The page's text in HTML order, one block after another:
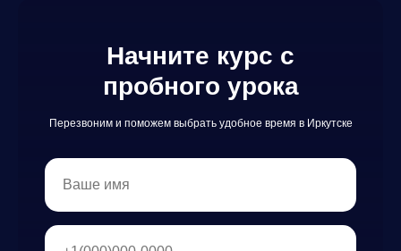
Начните курс с
пробного урока
Перезвоним и поможем выбрать удобное время в Иркутске